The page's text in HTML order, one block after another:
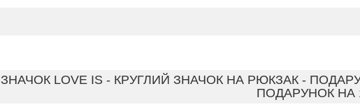
ЗНАЧОК LOVE IS - КРУГЛИЙ ЗНАЧОК НА РЮКЗАК -
ПОДАРУНОК НА